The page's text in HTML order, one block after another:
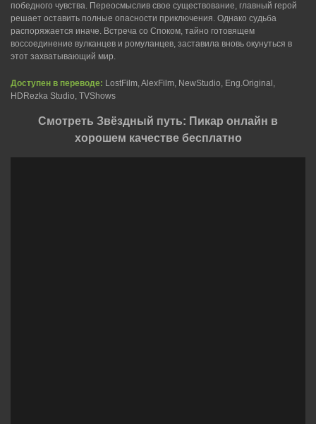
победного чувства. Переосмыслив свое существование, главный герой
решает оставить полные опасности приключения. Однако судьба
распоряжается иначе. Встреча со Споком, тайно готовящем
воссоединение вулканцев и ромуланцев, заставила вновь окунуться в
этот захватывающий мир.
Доступен в переводе: LostFilm, AlexFilm, NewStudio, Eng.Original,
HDRezka Studio, TVShows
Смотреть Звёздный путь: Пикар онлайн в
хорошем качестве бесплатно